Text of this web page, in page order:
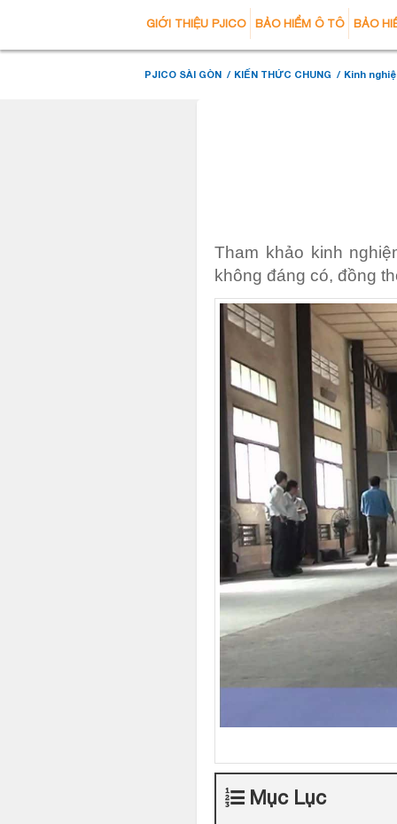
GIỚI THIỆU PJICO BẢO HIỂM Ô TÔ BẢO
PJICO SÀI GÒN / KIẾN THỨC CHUNG / Kinh
Tham khảo kinh
không đáng có, đồng
Mục Lục